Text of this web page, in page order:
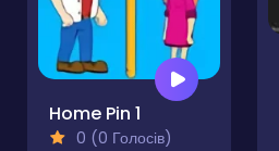
Home Pin 1
0 (0 Голосів)